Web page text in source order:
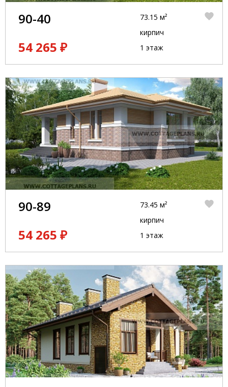
90-40
54 265 ₽
73.15 м²
кирпич
1 этаж
90-89
54 265 ₽
73.45 м²
кирпич
1 этаж